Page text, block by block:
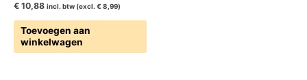
€ 10,88 incl. btw (excl. € 8,99)
Toevoegen aan
winkelwagen